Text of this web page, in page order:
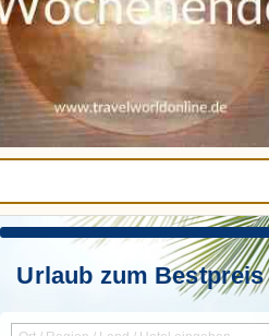
Urlaub zum Bestpreis